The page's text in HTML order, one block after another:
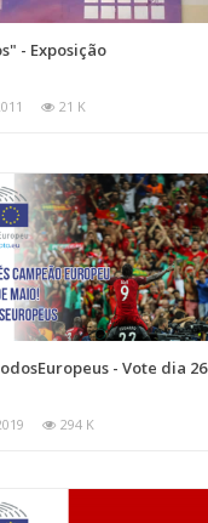
- Exposição
21 K
- Vote dia 26
294 K